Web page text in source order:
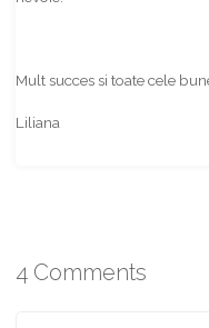
Mult succes si toate cele
Liliana
4 Comments